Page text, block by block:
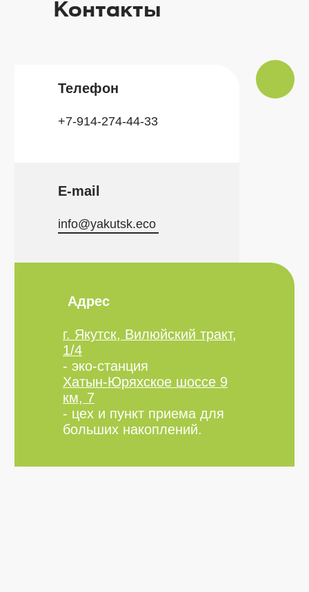
Контакты
Телефон
+7-914-274-44-33
E-mail
info@yakutsk.eco
Адрес
г. Якутск, Вилюйский тракт,
1/4
- эко-станция
Хатын-Юряхское шоссе 9
км, 7
- цех и пункт приема для
больших накоплений.